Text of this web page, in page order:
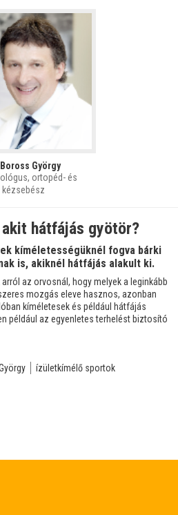
Boross György
ortopéd- és
kézsebész
hátfájás gyötör?
kíméletességüknél fogva bárki
is, akiknél hátfájás alakult ki.
az orvosnál, hogy melyek a leginkább
mozgás eleve hasznos, azonban
kíméletesek és például hátfájás
például az egyenletes terhelést biztosító
ízületkímélő sportok